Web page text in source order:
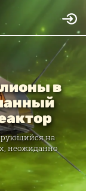
в
на
неожиданно